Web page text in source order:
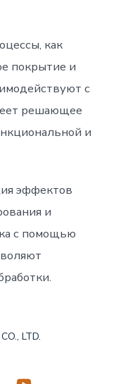
как
покрытие и
с
решающее
и
эффектов
и
с помощью
LTD.